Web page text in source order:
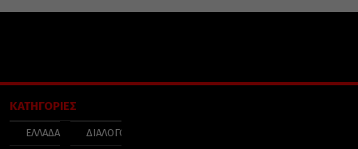
ΚΑΤΗΓΟΡΙΕΣ
ΕΛΛΑΔΑ
ΔΙΑΛΟΓΟΣ